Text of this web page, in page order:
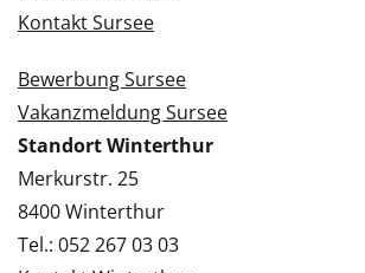
Kontakt Sursee
Bewerbung Sursee
Vakanzmeldung Sursee
Standort Winterthur
Merkurstr. 25
8400 Winterthur
Tel.: 052 267 03 03